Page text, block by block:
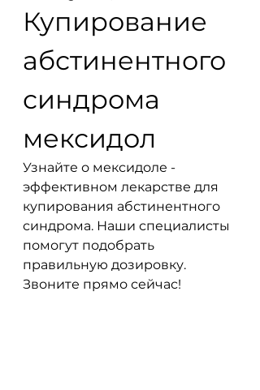
Купирование
абстинентного
синдрома
мексидол
Узнайте о мексидоле -
эффективном лекарстве для
купирования абстинентного
синдрома. Наши специалисты
помогут подобрать
правильную дозировку.
Звоните прямо сейчас!